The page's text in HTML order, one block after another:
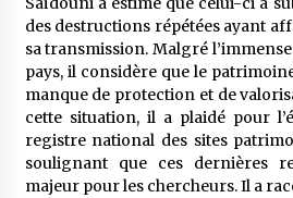
des destructions répétées ayant
sa transmission. Malgré
pays, il considère que le
manque de protection et de
cette situation, il a plaidé pour
registre national des sites
soulignant que ces dernières
majeur pour les chercheurs. Il a